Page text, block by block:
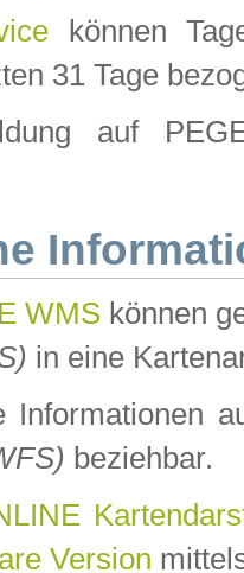
können
31 Tage
auf
WMS können
in eine
Informationen
beziehbar.
Version